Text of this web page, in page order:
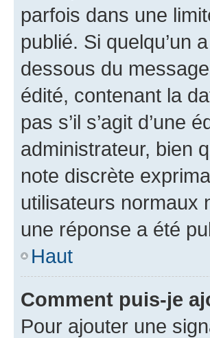
parfois dans une
publié. Si quelqu’un
dessous du
édité, contenant la
pas s’il s’agit d’une
administrateur, bien
note discrète
utilisateurs normaux
une réponse a été
Haut
Comment puis-je
Pour ajouter une